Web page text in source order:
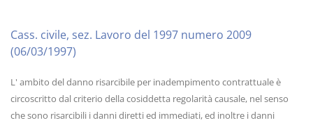
Cass. civile, sez. Lavoro del 1997 numero 2009
(06/03/1997)
L' ambito del danno risarcibile per inadempimento contrattuale è
circoscritto dal criterio della cosiddetta regolarità causale, nel senso
che sono risarcibili i danni diretti ed immediati, ed inoltre i danni